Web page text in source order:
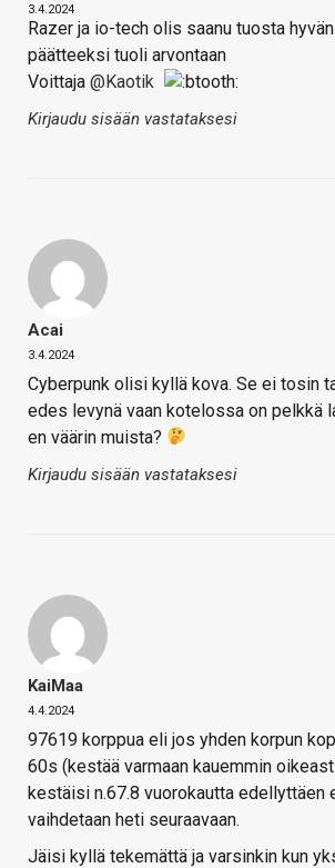
3.4.2024
Razer ja io-tech olis saanu tuosta
päätteeksi tuoli arvontaan
Voittaja @Kaotik
Kirjaudu sisään vastataksesi
Acai
3.4.2024
Cyberpunk olisi kyllä kova. Se ei tosin
edes levynä vaan kotelossa on pelkkä
en väärin muista?
Kirjaudu sisään vastataksesi
KaiMaa
4.4.2024
97619 korppua eli jos yhden korpun
60s (kestää varmaan kauemmin
kestäisi n.67.8 vuorokautta edellyttäen
vaihdetaan heti seuraavaan.
Jäisi kyllä tekemättä ja varsinkin kun